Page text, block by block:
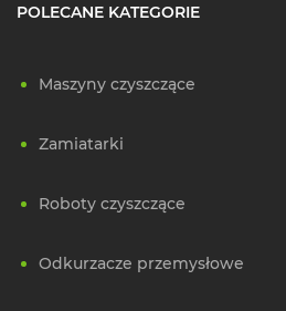
POLECANE KATEGORIE
Maszyny czyszczące
Zamiatarki
Roboty czyszczące
Odkurzacze przemysłowe